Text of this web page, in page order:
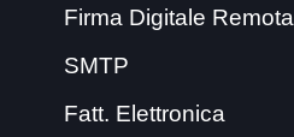
Firma Digitale Remota
SMTP
Fatt. Elettronica